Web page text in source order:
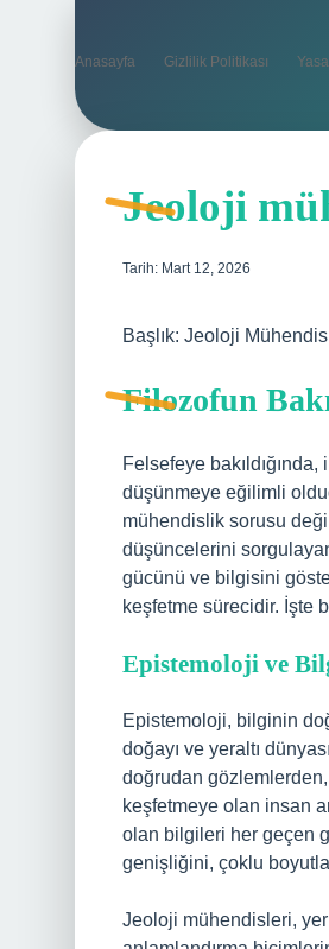
Anasayfa Gizlilik Politikası
Jeoloji
Tarih: Mart 12, 2026
Başlık: Jeoloji
Filozofun
Felsefeye
düşünmeye eğilimli
mühendislik sorusu
düşüncelerini
gücünü ve bilgisini
keşfetme sürecidir. İşte
Epistemoloji ve
Epistemoloji, bilginin
doğayı ve yeraltı
doğrudan
keşfetmeye olan insan
olan bilgileri her geçen
genişliğini, çoklu
Jeoloji mühendisleri, yer